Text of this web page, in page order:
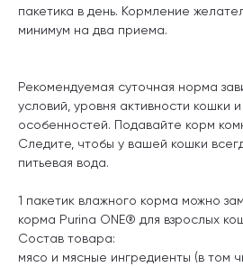
пакетика в день. Кормление
минимум на два приема.
Рекомендуемая суточная норма
условий, уровня активности кошки
особенностей. Подавайте корм
Следите, чтобы у вашей кошки
питьевая вода.
1 пакетик влажного корма можно
корма Purina ONE® для взрослых
Состав товара:
мясо и мясные ингредиенты (в том